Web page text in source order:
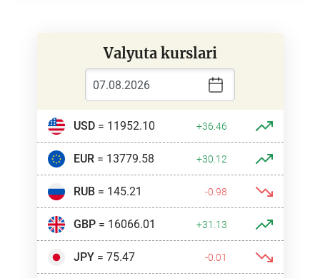
Valyuta kurslari
USD= 11952.10 +36.46
EUR= 13779.58 +30.12
RUB= 145.21 -0.98
GBP= 16066.01 +31.13
JPY= 75.47 -0.01